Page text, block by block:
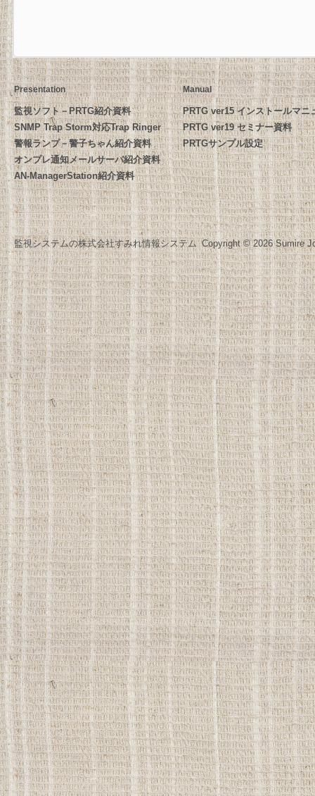
Presentation
監視ソフト－PRTG紹介資料
SNMP Trap Storm対応Trap Ringer
警報ランプ－警子ちゃん紹介資料
オンプレ通知メールサーバ紹介資料
AN-ManagerStation紹介資料
Manual
PRTG ver15 インストールマニ
PRTG ver19 セミナー資料
PRTGサンプル設定
監視システムの株式会社すみれ情報システム Copyright © 2026 Sumire